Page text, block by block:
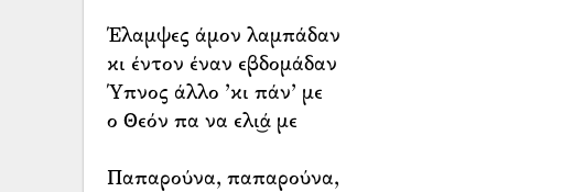
Έλαμψες άμον λαμπάδαν
κι έντον έναν εβδομάδαν
Ύπνος άλλο ’κι πάν’ με
ο Θεόν πα να ελι͜ά με
Παπαρούνα, παπαρούνα,